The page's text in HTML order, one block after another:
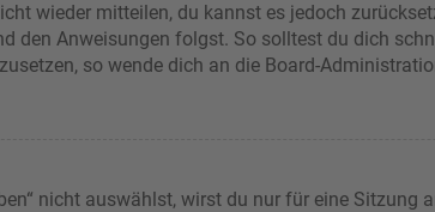
wieder mitteilen, du kannst es jedoch
den Anweisungen folgst. So solltest du dich
so wende dich an die Board-
nicht auswählst, wirst du nur für eine Sitzung